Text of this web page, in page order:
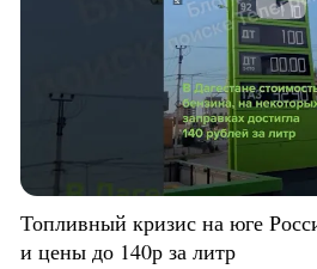
Топливный кризис на юге
и цены до 140р за литр